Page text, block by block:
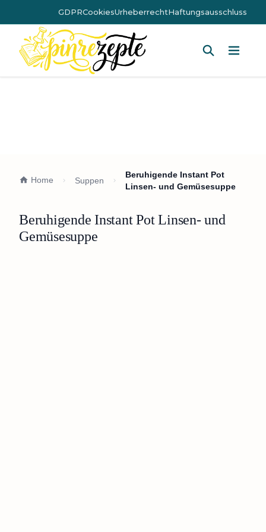
GDPRCookiesUrheberrechtHaftungsausschluss
Home Suppen
Beruhigende Instant Pot
Linsen- und Gemüsesuppe
Beruhigende Instant Pot Linsen- und
Gemüsesuppe